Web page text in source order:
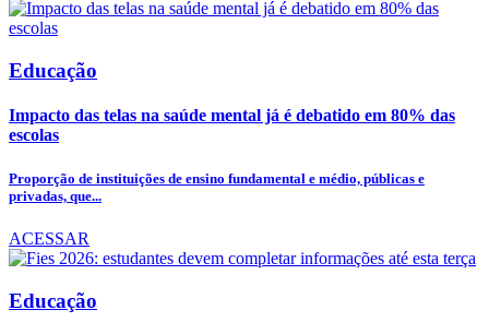
Educação
Impacto das telas na saúde mental já é debatido em 80% das
escolas
Proporção de instituições de ensino fundamental e médio, públicas e
privadas, que...
ACESSAR
Educação